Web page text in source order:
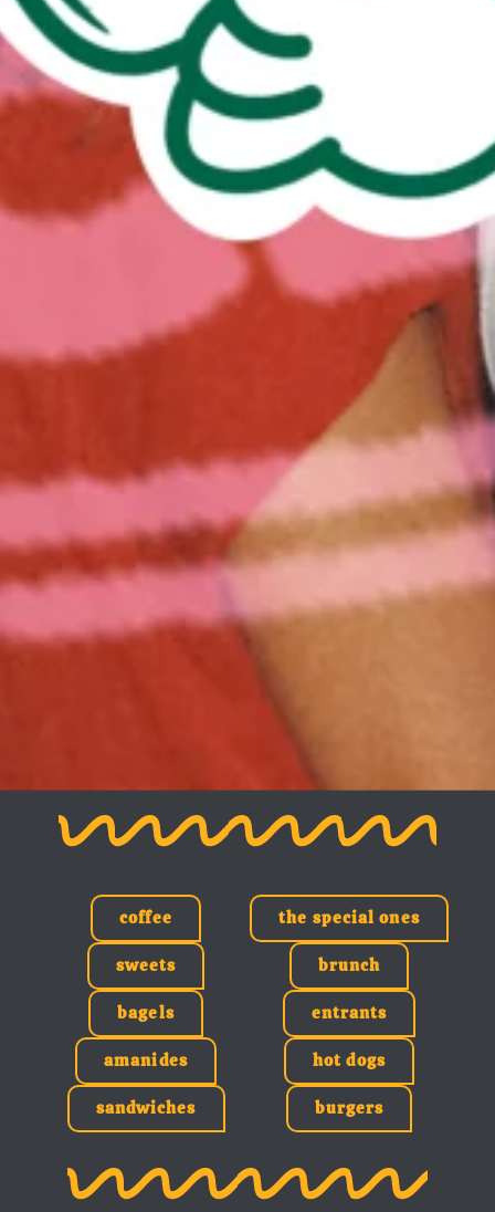
coffee the special ones
sweets brunch
bagels entrants
amanides hot dogs
sandwiches burgers